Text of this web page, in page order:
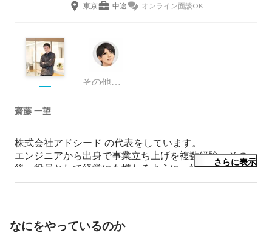
東京 中途 オンライン面談OK
その他エンジニア
齋藤 一望
株式会社アドシード の代表をしています。
エンジニアから出身で事業立ち上げを複数経験、その
後、役員として経営にも携わるように。社員がワクワク
しながら働ける会社をつくるために株式会社アドシード
イティブな仕事を増やして、もっと仕事にワクワクでき
さらに表示
なにをやっているのか